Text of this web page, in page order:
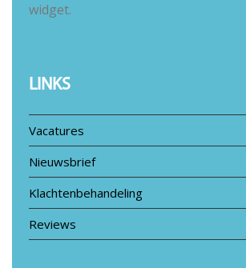
widget.
LINKS
Vacatures
Nieuwsbrief
Klachtenbehandeling
Reviews